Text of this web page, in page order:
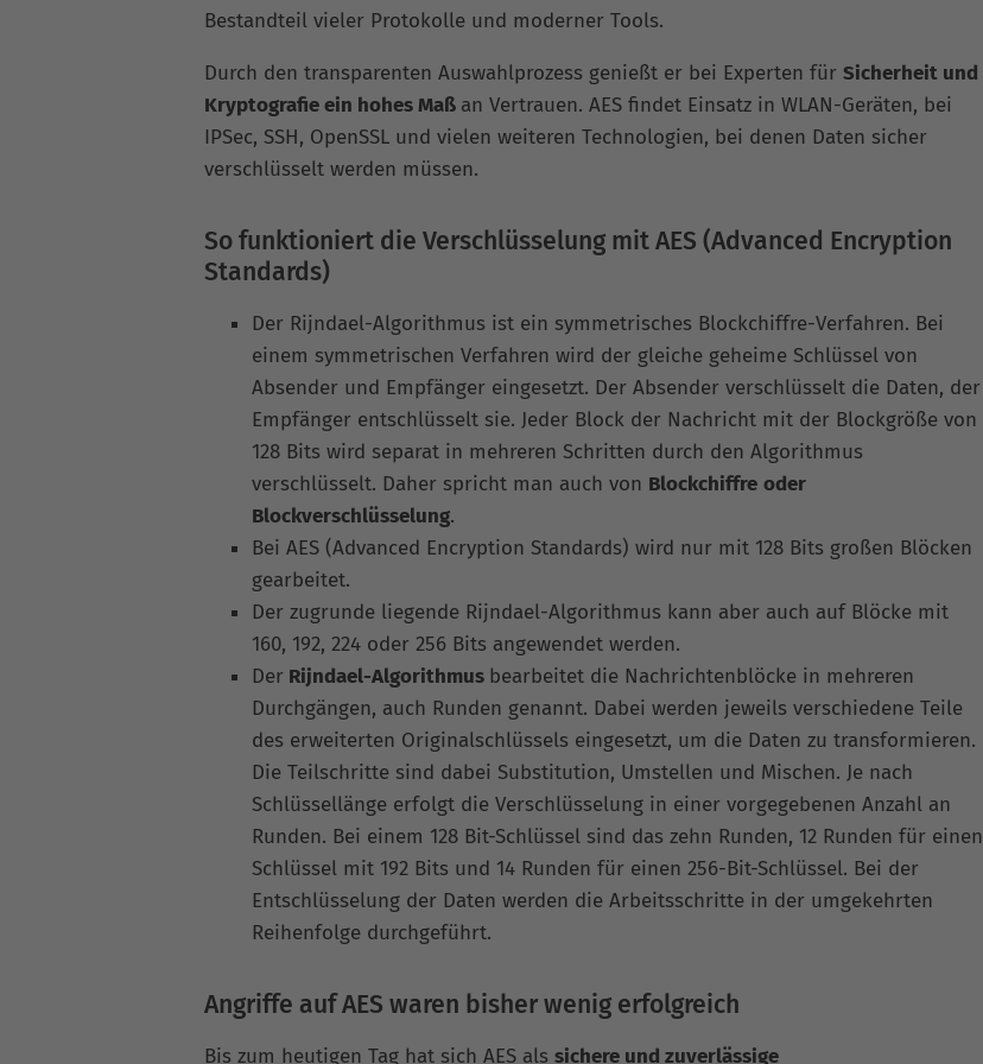
Bestandteil vieler Protokolle und moderner Tools.
Durch den transparenten Auswahlprozess genießt er bei Experten für Sicherheit und
Kryptografie ein hohes Maß an Vertrauen. AES findet Einsatz in WLAN-Geräten, bei
IPSec, SSH, OpenSSL und vielen weiteren Technologien, bei denen Daten sicher
verschlüsselt werden müssen.
So funktioniert die Verschlüsselung mit AES (Advanced Encryption
Standards)
Der Rijndael-Algorithmus ist ein symmetrisches Blockchiffre-Verfahren. Bei
einem symmetrischen Verfahren wird der gleiche geheime Schlüssel von
Absender und Empfänger eingesetzt. Der Absender verschlüsselt die Daten, der
Empfänger entschlüsselt sie. Jeder Block der Nachricht mit der Blockgröße von
128 Bits wird separat in mehreren Schritten durch den Algorithmus
verschlüsselt. Daher spricht man auch von Blockchiffre oder
Blockverschlüsselung.
Bei AES (Advanced Encryption Standards) wird nur mit 128 Bits großen Blöcken
gearbeitet.
Der zugrunde liegende Rijndael-Algorithmus kann aber auch auf Blöcke mit
160, 192, 224 oder 256 Bits angewendet werden.
Der Rijndael-Algorithmus bearbeitet die Nachrichtenblöcke in mehreren
Durchgängen, auch Runden genannt. Dabei werden jeweils verschiedene Teile
des erweiterten Originalschlüssels eingesetzt, um die Daten zu transformieren.
Die Teilschritte sind dabei Substitution, Umstellen und Mischen. Je nach
Schlüssellänge erfolgt die Verschlüsselung in einer vorgegebenen Anzahl an
Runden. Bei einem 128 Bit-Schlüssel sind das zehn Runden, 12 Runden für einen
Schlüssel mit 192 Bits und 14 Runden für einen 256-Bit-Schlüssel. Bei der
Entschlüsselung der Daten werden die Arbeitsschritte in der umgekehrten
Reihenfolge durchgeführt.
Angriffe auf AES waren bisher wenig erfolgreich
Bis zum heutigen Tag hat sich AES als sichere und zuverlässige